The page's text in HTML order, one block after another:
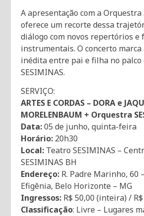
A apresentação com a Orquestra
oferece um recorte dessa
diálogo com novos repertórios e
instrumentais. O concerto marca
inédita entre pai e filha no palco
SESIMINAS.
SERVIÇO:
ARTES E CORDAS – DORA e
MORELENBAUM + Orquestra
Data:05 de junho, quinta-feira
Horário: 20h30
Local: Teatro SESIMINAS –
SESIMINAS BH
Endereço: R. Padre Marinho, 60
Efigênia, Belo Horizonte – MG
Ingressos: R$ 50,00 (inteira) /
Classificação: Livre – Lugares